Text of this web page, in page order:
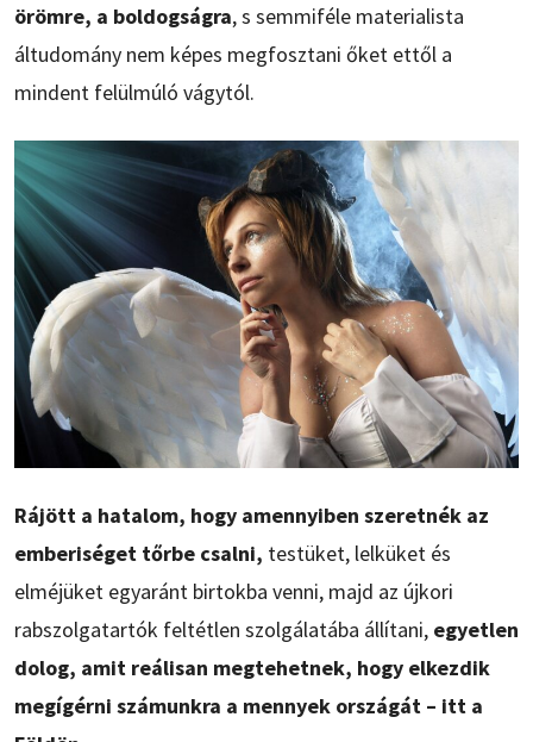
örömre, a boldogságra, s semmiféle materialista
áltudomány nem képes megfosztani őket ettől a
mindent felülmúló vágytól.
Rájött a hatalom, hogy amennyiben szeretnék az
emberiséget tőrbe csalni, testüket, lelküket és
elméjüket egyaránt birtokba venni, majd az újkori
rabszolgatartók feltétlen szolgálatába állítani, egyetlen
dolog, amit reálisan megtehetnek, hogy elkezdik
megígérni számunkra a mennyek országát – itt a